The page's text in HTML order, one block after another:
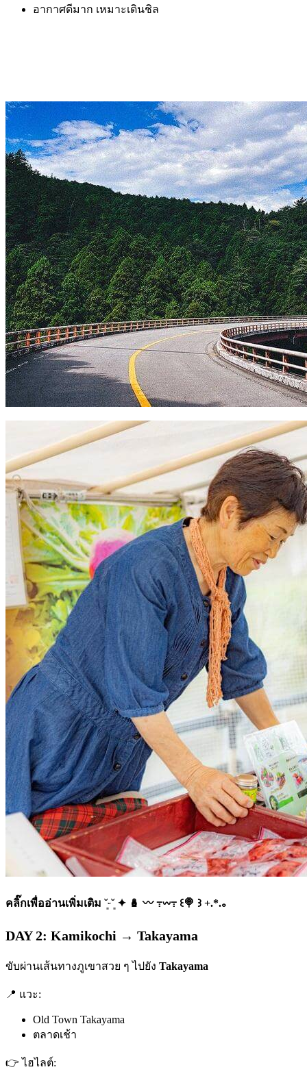
อากาศดีมาก เหมาะเดินชิล
คลิ๊กเพื่ออ่านเพิ่มเติม ˘͈ᵕ˘͈ ✦ 🪆 〰️ ߹𖥦߹ ꒰🍭 ꒱ +.*.｡
DAY 2: Kamikochi → Takayama
ขับผ่านเส้นทางภูเขาสวย ๆ ไปยัง Takayama
📍 แวะ:
Old Town Takayama
ตลาดเช้า
👉 ไฮไลต์: